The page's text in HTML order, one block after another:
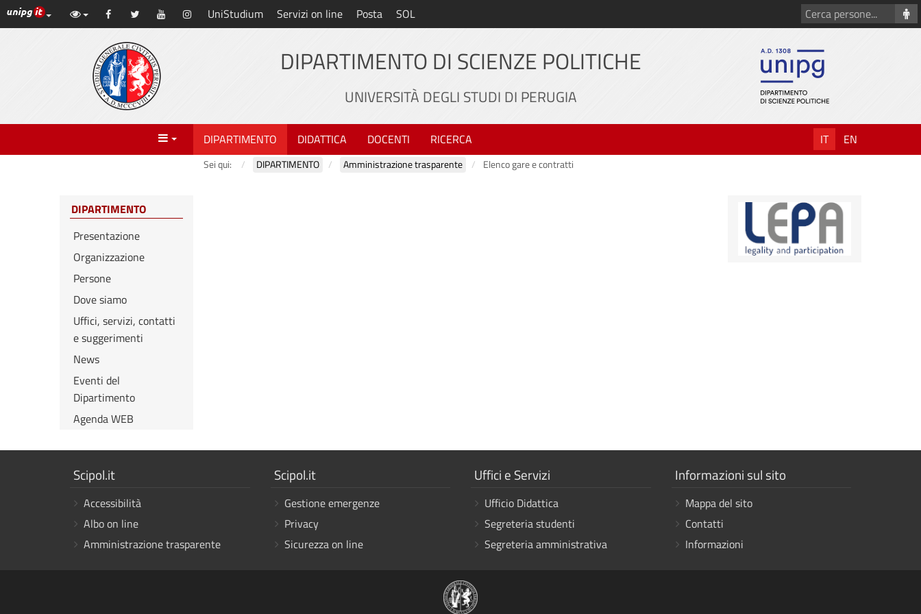
Vai
al
Link ai principali servizi web di Ateneo
Facebook Twitter YouTube Instagram
UniStudium Servizi on line Posta SOL
Cerca
persone
DIPARTIMENTO DI SCIENZE POLITICHE
UNIVERSITÀ DEGLI STUDI DI PERUGIA
Menu DIPARTIMENTO DIDATTICA DOCENTI RICERCA IT EN
Sei qui: DIPARTIMENTO Amministrazione trasparente Elenco gare e contratti
DIPARTIMENTO
Presentazione
Organizzazione
Persone
Dove siamo
Uffici, servizi, contatti
e suggerimenti
News
Eventi del
Dipartimento
Agenda WEB
Mostra
link
Scipol.it
Accessibilità
Albo on line
Amministrazione trasparente
Mostra
link
Scipol.it
Gestione emergenze
Privacy
Sicurezza on line
Mostra
link
Uffici e Servizi
Ufficio Didattica
Segreteria studenti
Segreteria amministrativa
Mostra
link
Informazioni sul sito
Mappa del sito
Contatti
Informazioni